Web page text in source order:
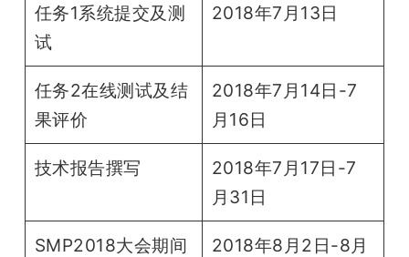
任务1系统提交及测
试
2018年7月13日
任务2在线测试及结
果评价
2018年7月14日-7
月16日
技术报告撰写
2018年7月17日-7
月31日
SMP2018大会期间
2018年8月2日-8月